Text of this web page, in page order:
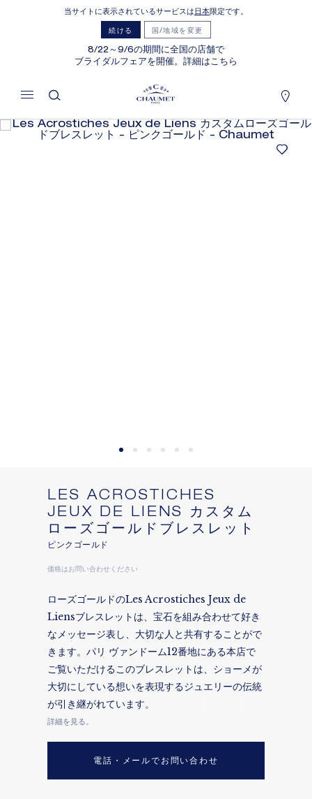
当サイトに表示されているサービスは 日本限定です。
続ける 国/地域を変更
8/22～9/6の期間に全国の店舗で
ブライダルフェアを開催。詳細はこちら
LES ACROSTICHES
JEUX DE LIENS カスタム
ローズゴールドブレスレット
ピンクゴールド
価格は​お問い合わせください
ローズゴールドのLes Acrostiches Jeux de
Liensブレスレットは、宝石を組み合わせて好き
なメッセージ表し、大切な人と共有することがで
きます。パリ ヴァンドーム12番地にある本店で
ご覧いただけるこのブレスレットは、ショーメが
大切にしている想いを表現するジュエリーの伝統
が引き継がれています。
詳細を見る。
電話・メールでお問い合わせ
LIENS カスタムローズゴールドブレスレ
ット